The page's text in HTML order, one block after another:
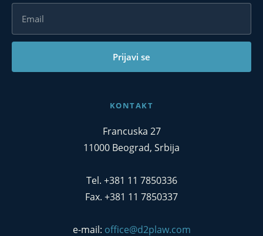
Prijavi se
KONTAKT
Francuska 27
11000 Beograd, Srbija
Tel. +381 11 7850336
Fax. +381 11 7850337
e-mail: office@d2plaw.com